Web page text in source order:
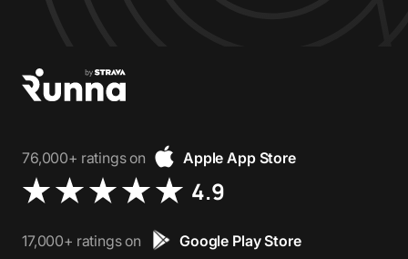
76,000+ ratings on Apple App Store
4.9
17,000+ ratings on Google Play Store